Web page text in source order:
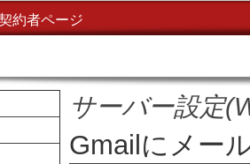
約者ページ
サーバー設定
Gmailにメー
専用サーバー VPS ハ